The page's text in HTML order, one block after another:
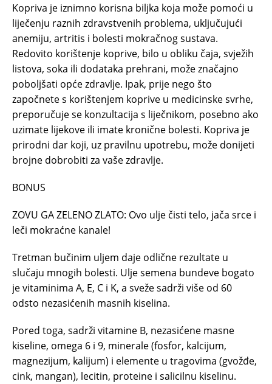
Kopriva je iznimno korisna biljka koja može pomoći u
liječenju raznih zdravstvenih problema, uključujući
anemiju, artritis i bolesti mokračnog sustava.
Redovito korištenje koprive, bilo u obliku čaja, svježih
listova, soka ili dodataka prehrani, može značajno
poboljšati opće zdravlje. Ipak, prije nego što
započnete s korištenjem koprive u medicinske svrhe,
preporučuje se konzultacija s liječnikom, posebno ako
uzimate lijekove ili imate kronične bolesti. Kopriva je
prirodni dar koji, uz pravilnu upotrebu, može donijeti
brojne dobrobiti za vaše zdravlje.
BONUS
ZOVU GA ZELENO ZLATO: Ovo ulje čisti telo, jača srce i
leči mokraćne kanale!
Tretman bučinim uljem daje odlične rezultate u
slučaju mnogih bolesti. Ulje semena bundeve bogato
je vitaminima A, E, C i K, a sveže sadrži više od 60
odsto nezasićenih masnih kiselina.
Pored toga, sadrži vitamine B, nezasićene masne
kiseline, omega 6 i 9, minerale (fosfor, kalcijum,
magnezijum, kalijum) i elemente u tragovima (gvožđe,
cink, mangan), lecitin, proteine i salicilnu kiselinu.